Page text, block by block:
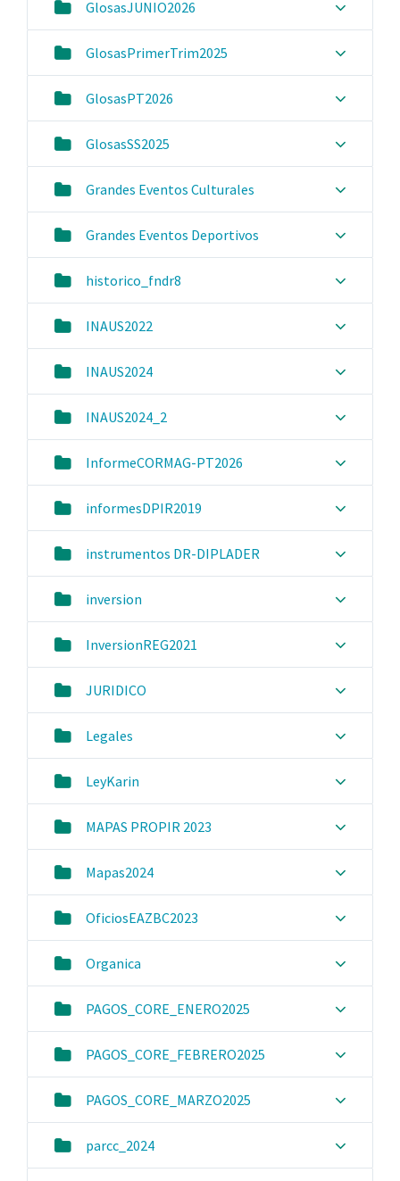
GlosasJUNIO2026
GlosasPrimerTrim2025
GlosasPT2026
GlosasSS2025
Grandes Eventos Culturales
Grandes Eventos Deportivos
historico_fndr8
INAUS2022
INAUS2024
INAUS2024_2
InformeCORMAG-PT2026
informesDPIR2019
instrumentos DR-DIPLADER
inversion
InversionREG2021
JURIDICO
Legales
LeyKarin
MAPAS PROPIR 2023
Mapas2024
OficiosEAZBC2023
Organica
PAGOS_CORE_ENERO2025
PAGOS_CORE_FEBRERO2025
PAGOS_CORE_MARZO2025
parcc_2024